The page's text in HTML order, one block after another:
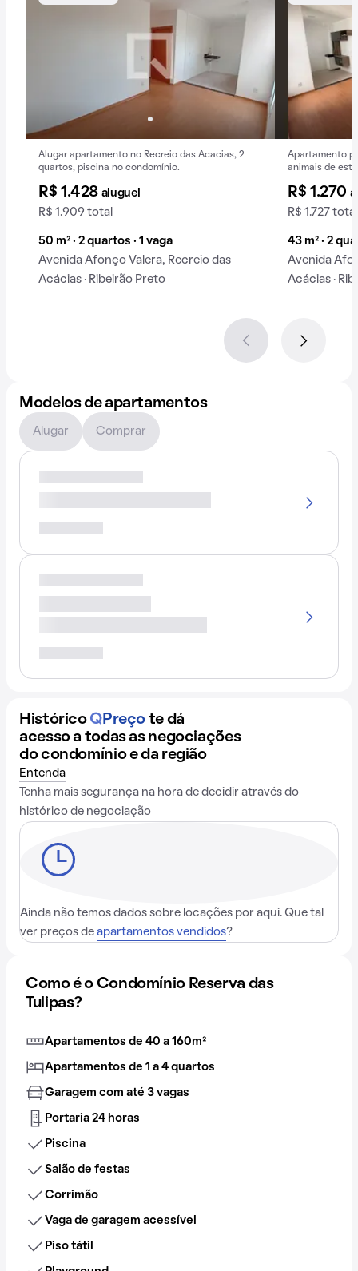
Alugar apartamento no Recreio das Acacias, 2
quartos, piscina no condomínio.
R$ 1.428 aluguel
R$ 1.909 total
50 m² · 2 quartos · 1 vaga
Avenida Afonço Valera, Recreio das
Acácias · Ribeirão Preto
Apartamento
animais de
R$ 1.270
R$ 1.727 total
43 m² · 2
Avenida
Acácias ·
Modelos de apartamentos
Alugar Comprar
Histórico QPreço te dá
acesso a todas as negociações
do condomínio e da região
Entenda
Tenha mais segurança na hora de decidir através do
histórico de negociação
Ainda não temos dados sobre locações por aqui. Que tal
ver preços de apartamentos vendidos?
Como é o Condomínio Reserva das
Tulipas?
Apartamentos de 40 a 160m²
Apartamentos de 1 a 4 quartos
Garagem com até 3 vagas
Portaria 24 horas
Piscina
Salão de festas
Corrimão
Vaga de garagem acessível
Piso tátil